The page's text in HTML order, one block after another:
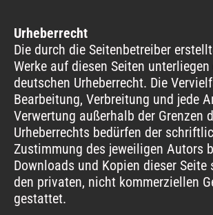
Urheberrecht
Die durch die Seitenbetreiber
Werke auf diesen Seiten unterliegen
deutschen Urheberrecht. Die
Bearbeitung, Verbreitung und jede
Verwertung außerhalb der Grenzen
Urheberrechts bedürfen der
Zustimmung des jeweiligen Autors
Downloads und Kopien dieser
den privaten, nicht kommerziellen
gestattet.